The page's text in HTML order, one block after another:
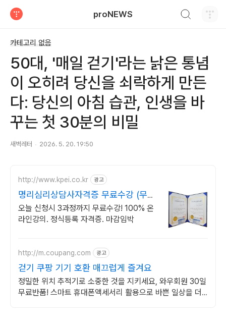
proNEWS
카테고리 없음
50대, '매일 걷기'라는 낡은 통념
이 오히려 당신을 쇠락하게 만든
다: 당신의 아침 습관, 인생을 바
꾸는 첫 30분의 비밀
새벽레터 2026. 5. 20. 19:50
http://www.kpei.co.kr 광고
명리심리상담사자격증 무료수강 (무료
수강)조건없이 전액무료
오늘 신청시 3과정까지 무료수강! 100% 온
라인강의. 정식등록 자격증. 마감임박
http://m.coupang.com 광고
걷기 쿠팡 기기 호환 매끄럽게 즐겨요
정밀한 위치 추적기로 소중한 것을 지키세요, 와우회원 30일
무료반품! 스마트 휴대폰액세서리 활용으로 바쁜 일상을 더